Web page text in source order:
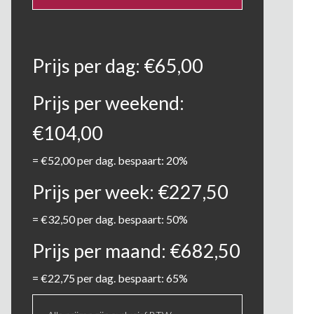
Prijs per dag: €65,00
Prijs per weekend:
€104,00
= €52,00per dag. bespaart: 20%
Prijs per week: €227,50
= €32,50per dag. bespaart: 50%
Prijs per maand: €682,50
= €22,75 per dag. bespaart: 65%